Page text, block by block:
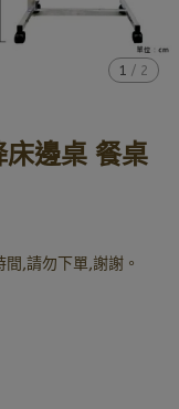
1 / 2
邊桌 餐桌
,請勿下單,謝謝。